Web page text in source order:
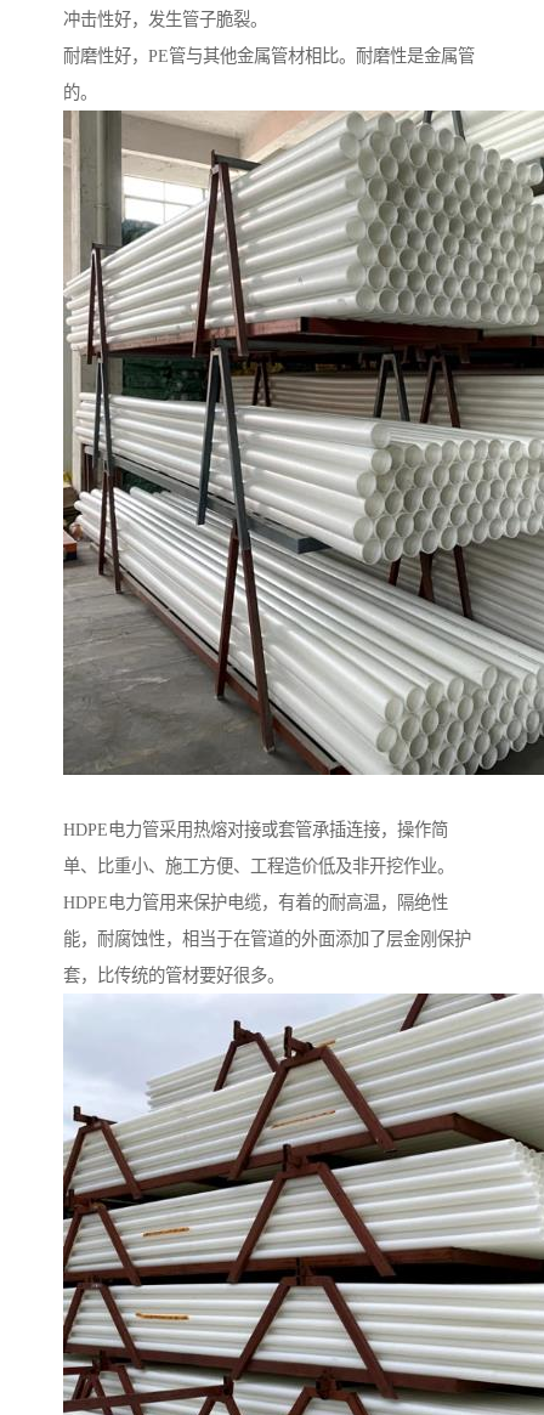
冲击性好，发生管子脆裂。
耐磨性好，PE管与其他金属管材相比。耐磨性是金属管
的。
HDPE电力管采用热熔对接或套管承插连接，操作简
单、比重小、施工方便、工程造价低及非开挖作业。
HDPE电力管用来保护电缆，有着的耐高温，隔绝性
能，耐腐蚀性，相当于在管道的外面添加了层金刚保护
套，比传统的管材要好很多。